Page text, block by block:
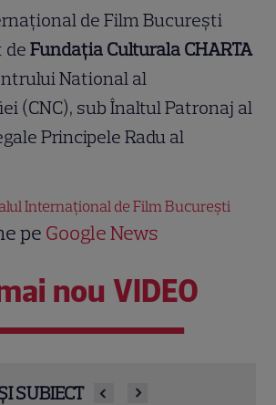
de Film București
deFundația Culturala CHARTA
National al
(CNC), sub Înaltul Patronaj al
Principele Radu al
Internaţional de Film Bucureşti
pe Google News
nou VIDEO
SUBIECT